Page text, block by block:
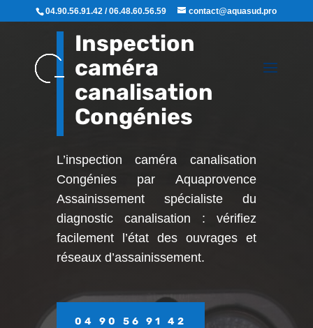
04.90.56.91.42 / 06.48.60.56.59 contact@aquasud.pro
Inspection
caméra
canalisation
Congénies
L’inspection caméra canalisation
Congénies par Aquaprovence
Assainissement spécialiste du
diagnostic canalisation : vérifiez
facilement l’état des ouvrages et
réseaux d’assainissement.
04 90 56 91 42